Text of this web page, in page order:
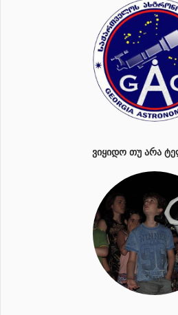
ᲕᲘᲧᲘᲓᲝ ᲗᲣ ᲐᲠᲐ